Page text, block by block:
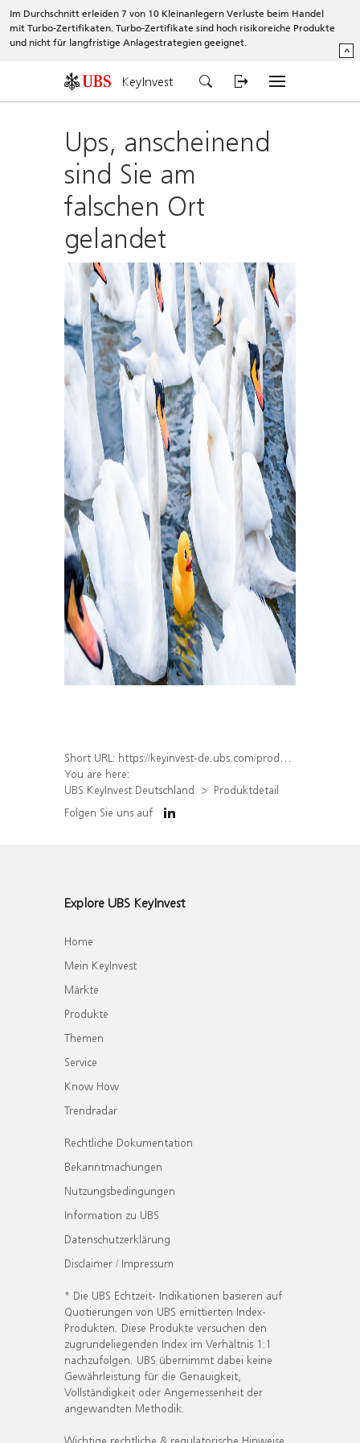
Im Durchschnitt erleiden 7 von 10 Kleinanlegern Verluste beim Handel
mit Turbo-Zertifikaten. Turbo-Zertifikate sind hoch risikoreiche Produkte
und nicht für langfristige Anlagestrategien geeignet.
^
KeyInvest
Ups, anscheinend
sind Sie am
falschen Ort
gelandet
Short URL: https://keyinvest-de.ubs.com/produkt/detail/index/isin/DE000WA6R301
You are here:
UBS KeyInvest Deutschland
Produktdetail
Folgen Sie uns auf
Explore UBS KeyInvest
Home
Mein KeyInvest
Märkte
Produkte
Themen
Service
Know How
Trendradar
Rechtliche Dokumentation
Bekanntmachungen
Nutzungsbedingungen
Information zu UBS
Datenschutzerklärung
Disclaimer / Impressum
* Die UBS Echtzeit- Indikationen basieren auf
Quotierungen von UBS emittierten Index-
Produkten. Diese Produkte versuchen den
zugrundeliegenden Index im Verhältnis 1:1
nachzufolgen. UBS übernimmt dabei keine
Gewährleistung für die Genauigkeit,
Vollständigkeit oder Angemessenheit der
angewandten Methodik.